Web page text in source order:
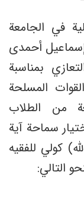
في الجامعة
إسماعيل أحمدی
بمناسبة
المسلحة
من الطلاب
سماحة آية
كولي للفقيه
التالي: